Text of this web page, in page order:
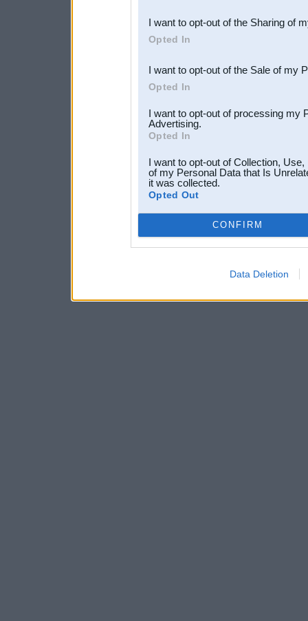
Downstream Participants
third parties.
I want to opt-out of the Sharing of
Opted In
I want to opt-out of the Sale of my
Opted In
I want to opt-out of processing my
Advertising.
Opted In
I want to opt-out of Collection,
of my Personal Data that Is
it was collected.
Opted Out
CONFIRM
Data Deletion